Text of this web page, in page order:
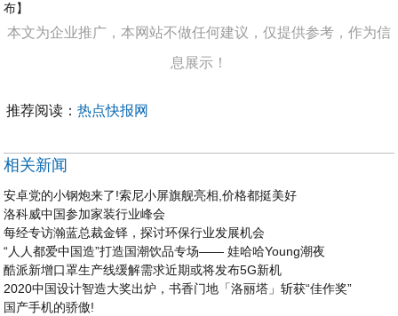
布】
本文为企业推广，本网站不做任何建议，仅提供参考，作为信
息展示！
推荐阅读：热点快报网
相关新闻
安卓党的小钢炮来了!索尼小屏旗舰亮相,价格都挺美好
洛科威中国参加家装行业峰会
每经专访瀚蓝总裁金铎，探讨环保行业发展机会
“人人都爱中国造”打造国潮饮品专场—— 娃哈哈Young潮夜
酷派新增口罩生产线缓解需求近期或将发布5G新机
2020中国设计智造大奖出炉，书香门地「洛丽塔」斩获“佳作奖”
国产手机的骄傲!